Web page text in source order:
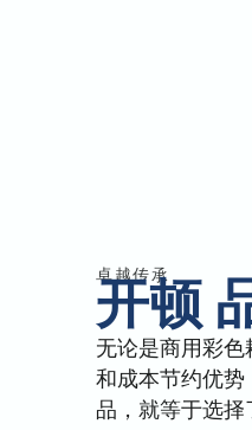
卓越传承
开顿
无论是商用彩
和成本节约优
品，就等于选择